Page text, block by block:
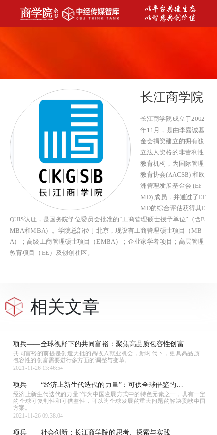
​长江商学院
长江商学院成立于2002
年11月，是由李嘉诚基
金会捐资建立的拥有独
立法人资格的非营利性
教育机构，为国际管理
教育协会(AACSB) 和欧
洲管理发展基金会 (EF
MD) 成员，并通过了EF
MD的综合评估获得其E
QUIS认证，是国务院学位委员会批准的“工商管理硕士授予单位”（含E
MBA和MBA）。学院总部位于北京，现设有工商管理硕士项目（MB
A）；高级工商管理硕士项目（EMBA）；企业家学者项目；高层管理
教育项目（EE）及创创社区。
相关文章
项兵——全球视野下的共同富裕：聚焦高品质包容性创富
共同富裕的前提是创造大批的高收入就业机会，新时代下，更具高品质、
包容性的创富需要进行多方面的调整与变革。
2021-11-26 13:46:54
项兵——“经济上新生代迭代的力量”：可供全球借鉴的中
国元素
经济上新生代迭代的力量”作为中国发展方式中的特色元素之一，具有一定
的全球可复制性和可借鉴性，可以为全球发展的重大问题的解决贡献中国
方案。
2021-11-26 09:38:04
项兵——社会创新：长江商学院的思考、探索与实践